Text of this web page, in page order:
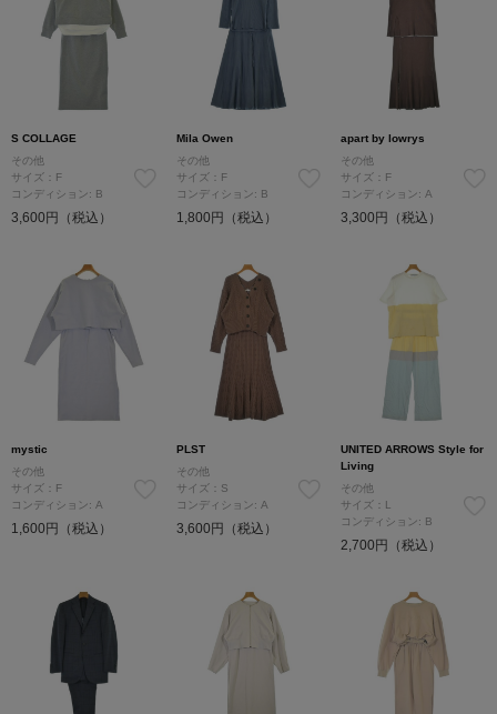
S COLLAGE
その他
サイズ：F
コンディション: B
3,600円（税込）
Mila Owen
その他
サイズ：F
コンディション: B
1,800円（税込）
apart by lowrys
その他
サイズ：F
コンディション: A
3,300円（税込）
mystic
その他
サイズ：F
コンディション: A
1,600円（税込）
PLST
その他
サイズ：S
コンディション: A
3,600円（税込）
UNITED ARROWS Style for
Living
その他
サイズ：L
コンディション: B
2,700円（税込）